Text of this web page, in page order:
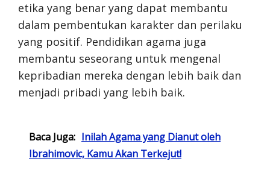
etika yang benar yang dapat membantu
dalam pembentukan karakter dan perilaku
yang positif. Pendidikan agama juga
membantu seseorang untuk mengenal
kepribadian mereka dengan lebih baik dan
menjadi pribadi yang lebih baik.
Baca Juga: Inilah Agama yang Dianut oleh
Ibrahimovic, Kamu Akan Terkejut!